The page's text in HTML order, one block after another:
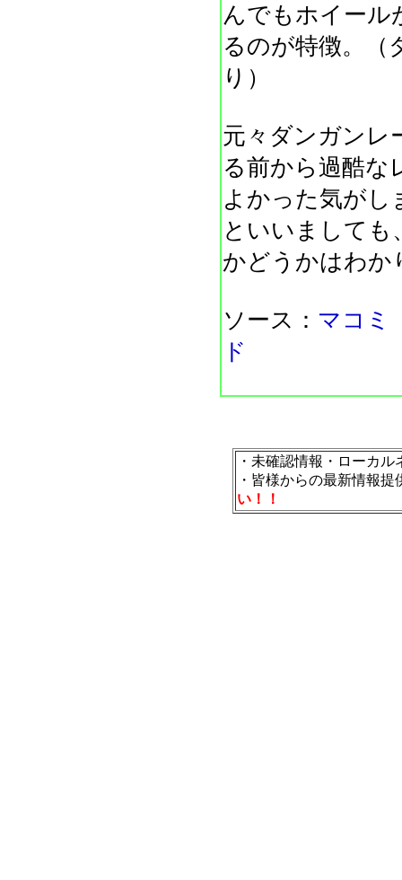
んでもホイール
るのが特徴。（
り）
元々ダンガンレ
る前から過酷な
よかった気がし
といいましても
かどうかはわか
ソース： マコミ
ド
・未確認情報・ローカル
・皆様からの最新情報
い！！